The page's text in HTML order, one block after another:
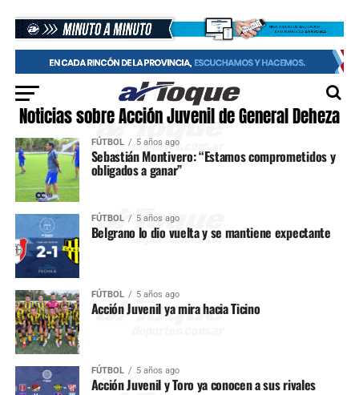
Noticias sobre Acción Juvenil de General Deheza
FÚTBOL 5 años ago
Sebastián Montivero: “Estamos comprometidos y
obligados a ganar”
FÚTBOL 5 años ago
Belgrano lo dio vuelta y se mantiene expectante
FÚTBOL 5 años ago
Acción Juvenil ya mira hacia Ticino
FÚTBOL 5 años ago
Acción Juvenil y Toro ya conocen a sus rivales